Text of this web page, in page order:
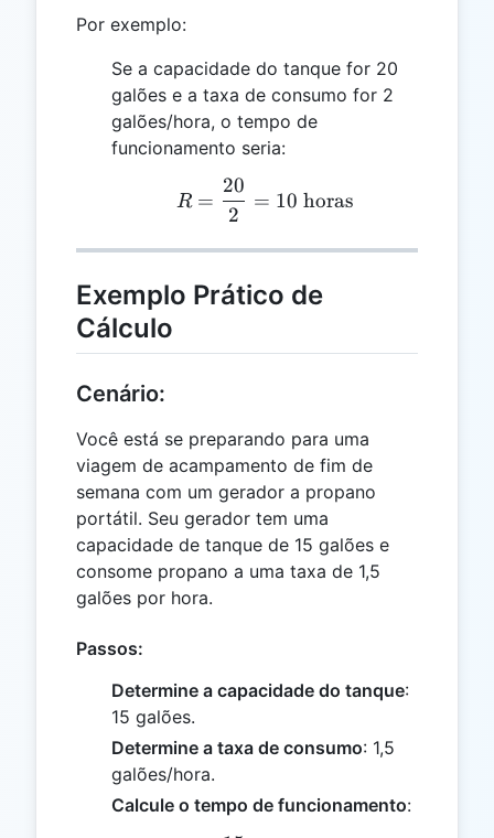
Por exemplo:
Se a capacidade do tanque for 20
galões e a taxa de consumo for 2
galões/hora, o tempo de
funcionamento seria:
R = \frac{20}{2} = 10
R =
2
20
= 10 horas
Exemplo Prático de
Cálculo
Cenário:
Você está se preparando para uma
viagem de acampamento de fim de
semana com um gerador a propano
portátil. Seu gerador tem uma
capacidade de tanque de 15 galões e
consome propano a uma taxa de 1,5
galões por hora.
Passos:
Determine a capacidade do tanque:
15 galões.
Determine a taxa de consumo: 1,5
galões/hora.
Calcule o tempo de funcionamento: